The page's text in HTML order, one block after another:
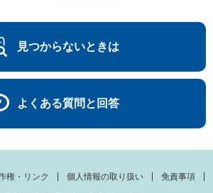
見つからないときは
よくある質問と回答
権・リンク 個人情報の取り扱い 免責事項